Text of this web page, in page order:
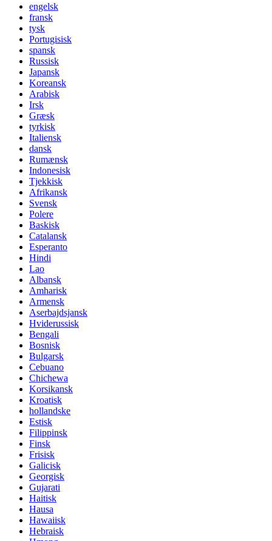
engelsk
fransk
tysk
Portugisisk
spansk
Russisk
Japansk
Koreansk
Arabisk
Irsk
Græsk
tyrkisk
Italiensk
dansk
Rumænsk
Indonesisk
Tjekkisk
Afrikansk
Svensk
Polere
Baskisk
Catalansk
Esperanto
Hindi
Lao
Albansk
Amharisk
Armensk
Aserbajdsjansk
Hviderussisk
Bengali
Bosnisk
Bulgarsk
Cebuano
Chichewa
Korsikansk
Kroatisk
hollandske
Estisk
Filippinsk
Finsk
Frisisk
Galicisk
Georgisk
Gujarati
Haitisk
Hausa
Hawaiisk
Hebraisk